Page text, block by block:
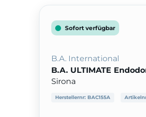
Sofort verfügbar
B.A. International
B.A. ULTIMATE
Sirona
Herstellernr: BAC155A